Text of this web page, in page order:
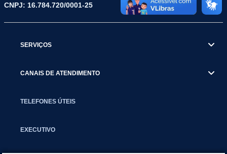
CNPJ: 16.784.720/0001-25
SERVIÇOS
CANAIS DE ATENDIMENTO
TELEFONES ÚTEIS
EXECUTIVO